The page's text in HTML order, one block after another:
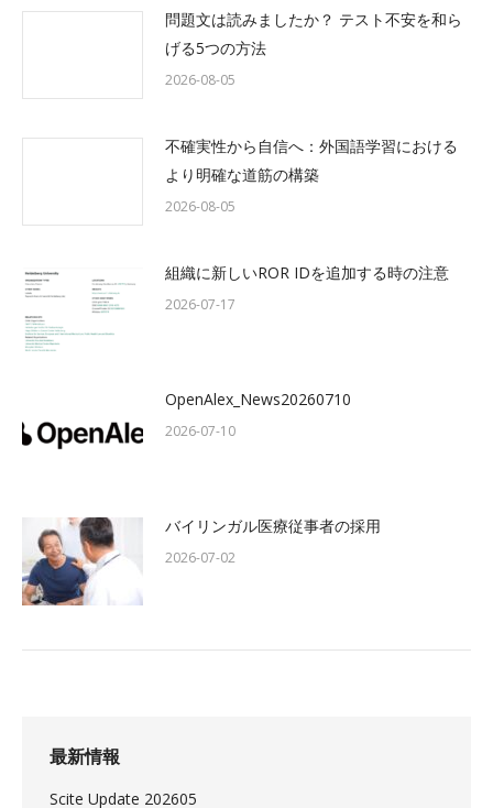
問題文は読みましたか？ テスト不安を和ら
げる5つの方法
2026-08-05
不確実性から自信へ：外国語学習における
より明確な道筋の構築
2026-08-05
組織に新しいROR IDを追加する時の注意
2026-07-17
OpenAlex_News20260710
2026-07-10
バイリンガル医療従事者の採用
2026-07-02
最新情報
Scite Update 202605